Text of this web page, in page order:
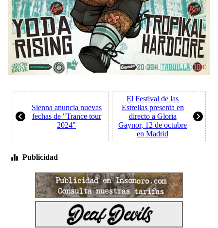
Sienna anuncia nuevas
fechas de "Trance tour
2024"
El Festival de las
Estrellas presenta en
directo a Gloria
Gaynor, 12 de octubre
en Madrid
Publicidad